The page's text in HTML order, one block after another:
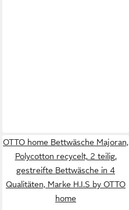
OTTO home Bettwäsche Majoran,
Polycotton recycelt, 2 teilig,
gestreifte Bettwäsche in 4
Qualitäten, Marke H.I.S by OTTO
home